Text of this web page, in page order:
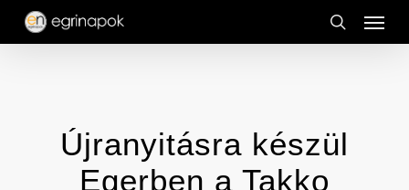
Skip
search
Menu
Újranyitásra készül
Egerben a Takko